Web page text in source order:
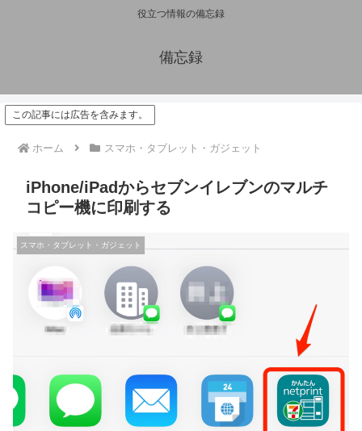
役立つ情報の備忘録
備忘録
この記事には広告を含みます。
ホーム スマホ・タブレット・ガジェット
iPhone/iPadからセブンイレブンのマルチ
コピー機に印刷する
スマホ・タブレット・ガジェット